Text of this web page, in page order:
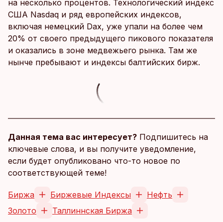
на несколько процентов. Технологический индекс
США Nasdaq и ряд европейских индексов,
включая немецкий Dax, уже упали на более чем
20% от своего предыдущего пикового показателя
и оказались в зоне медвежьего рынка. Там же
нынче пребывают и индексы балтийских бирж.
Данная тема вас интересует? Подпишитесь на
ключевые слова, и вы получите уведомление,
если будет опубликовано что-то новое по
соответствующей теме!
Биржа Биржевые Индексы
Нефть
Золото
Таллиннская Биржа